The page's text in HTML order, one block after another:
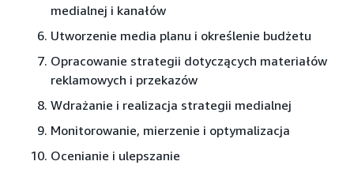
medialnej i kanałów
Utworzenie media planu i określenie budżetu
Opracowanie strategii dotyczących materiałów
reklamowych i przekazów
Wdrażanie i realizacja strategii medialnej
Monitorowanie, mierzenie i optymalizacja
Ocenianie i ulepszanie